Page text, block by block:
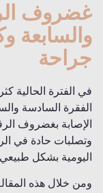
غضروف
والسابعة
جراحة
في الفترة الحالية
الفقرة السادسة
الإصابة بغضروف
وتصلبات حادة في
اليومية بشكل
ومن خلال هذه